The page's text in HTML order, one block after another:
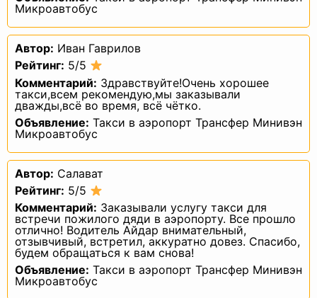
Микроавтобус
Автор: Иван Гаврилов
Рейтинг: 5/5
Комментарий: Здравствуйте!Очень хорошее
такси,всем рекомендую,мы заказывали
дважды,всё во время, всё чётко.
Объявление: Такси в аэропорт Трансфер Минивэн
Микроавтобус
Автор: Салават
Рейтинг: 5/5
Комментарий: Заказывали услугу такси для
встречи пожилого дяди в аэропорту. Все прошло
отлично! Водитель Айдар внимательный,
отзывчивый, встретил, аккуратно довез. Спасибо,
будем обращаться к вам снова!
Объявление: Такси в аэропорт Трансфер Минивэн
Микроавтобус
самостоятельно или совместно
с другими лицами организующие и/
или осуществляющие обработку
персональных данных, а также
определяющие цели обработки
персональных данных, состав
персональных данных, подлежащих
обработке, действия (операции),
совершаемые с персональными
данными.
2.8. Персональные данные — любая
информация, относящаяся прямо или
косвенно к определенному или
определяемому Пользователю веб-
2.9. Персональные данные,
данных для распространения, —
персональные данные, доступ
неограниченного круга лиц к которым
предоставлен субъектом персональных
данных путем дачи согласия
на обработку персональных данных,
разрешенных субъектом персональных
данных для распространения
в порядке, предусмотренном Законом
о персональных данных (далее —
персональные данные, разрешенные